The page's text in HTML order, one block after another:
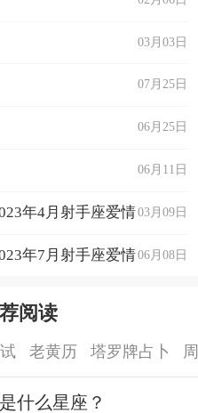
03月03日
07月25日
06月25日
06月11日
03月09日
年4月射手座爱情
06月08日
年7月射手座爱情
阅读
老黄历 塔罗牌占卜
什么星座？